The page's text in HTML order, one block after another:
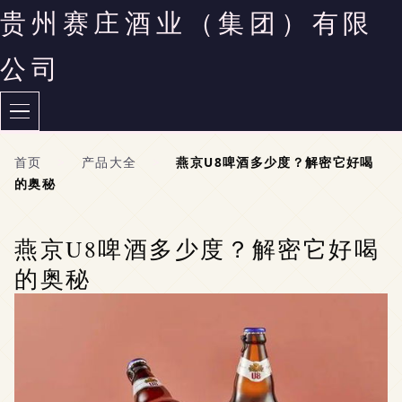
贵州赛庄酒业（集团）有限
公司
首页 产品大全
燕京U8啤酒多少度？解密它好喝
的奥秘
燕京U8啤酒多少度？解密它好喝
的奥秘